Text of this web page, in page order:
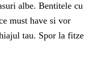
albe. Bentitele cu
must have si vor
tau. Spor la fitze